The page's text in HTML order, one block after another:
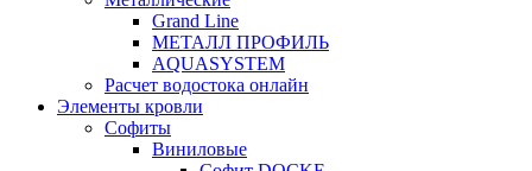
Grand Line
МЕТАЛЛ ПРОФИЛЬ
AQUASYSTEM
Расчет водостока онлайн
Элементы кровли
Софиты
Виниловые